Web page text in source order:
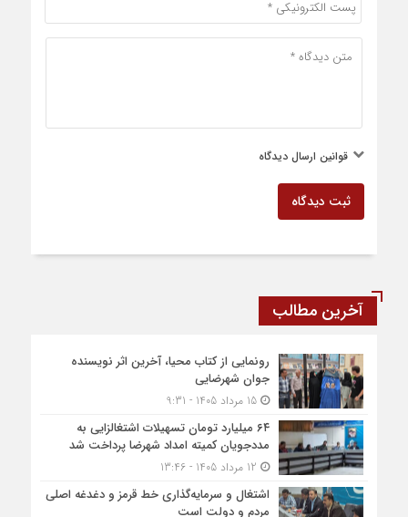
قوانین ارسال دیدگاه
ثبت دیدگاه
آخرین مطالب
رونمایی از کتاب محیا، آخرین اثر نویسنده
جوان شهرضایی
15 مرداد 1405 - 9:31
۶۴ میلیارد تومان تسهیلات اشتغالزایی به
مددجویان کمیته امداد شهرضا پرداخت شد
اشتغال و سرمایه‌گذاری خط قرمز و دغدغه اصلی
مردم و دولت است